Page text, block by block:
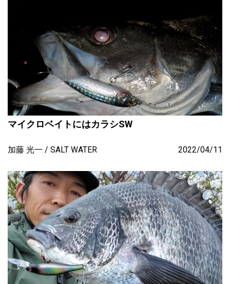
マイクロベイトにはカラシSW
加藤 光一 SALT WATER 2022/04/11